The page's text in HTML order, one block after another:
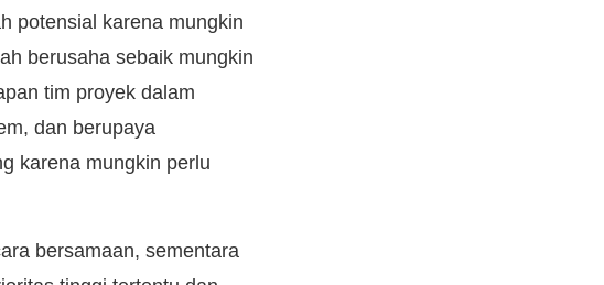
potensial karena mungkin
berusaha sebaik mungkin
tim proyek dalam
dan berupaya
karena mungkin perlu
bersamaan, sementara